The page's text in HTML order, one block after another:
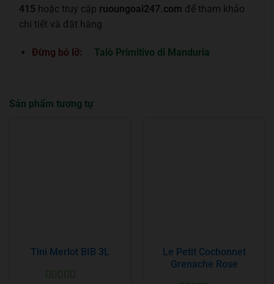
415 hoặc truy cập ruoungoai247.com để tham khảo
chi tiết và đặt hàng
Đừng bỏ lỡ: Talò Primitivo di Manduria
Sản phẩm tương tự
Tini Merlot BIB 3L
Le Petit Cochonnet
Grenache Rose